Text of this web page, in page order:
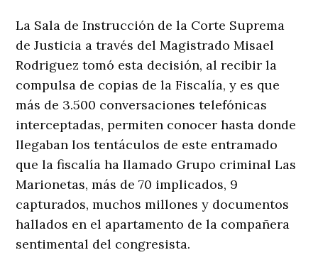
La Sala de Instrucción de la Corte Suprema
de Justicia a través del Magistrado Misael
Rodriguez tomó esta decisión, al recibir la
compulsa de copias de la Fiscalía, y es que
más de 3.500 conversaciones telefónicas
interceptadas, permiten conocer hasta donde
llegaban los tentáculos de este entramado
que la fiscalía ha llamado Grupo criminal Las
Marionetas, más de 70 implicados, 9
capturados, muchos millones y documentos
hallados en el apartamento de la compañera
sentimental del congresista.